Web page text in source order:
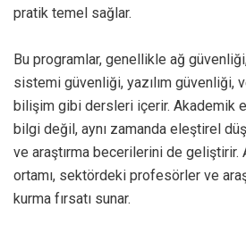
pratik temel sağlar.
Bu programlar, genellikle ağ
sistemi güvenliği, yazılım güvenliği,
bilişim gibi dersleri içerir. Akademik
bilgi değil, aynı zamanda eleştirel
ve araştırma becerilerini de geliştirir.
ortamı, sektördeki profesörler ve
kurma fırsatı sunar.